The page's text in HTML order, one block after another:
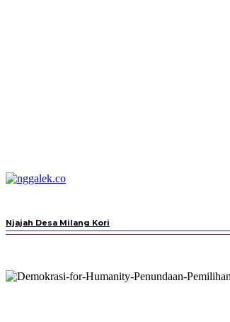
Njajah Desa Milang Kori